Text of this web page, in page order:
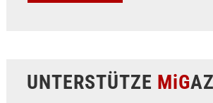
UNTERSTÜTZE MiG